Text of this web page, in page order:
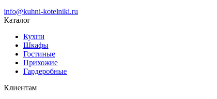
info@kuhni-kotelniki.ru
Каталог
Кухни
Шкафы
Гостиные
Прихожие
Гардеробные
Клиентам